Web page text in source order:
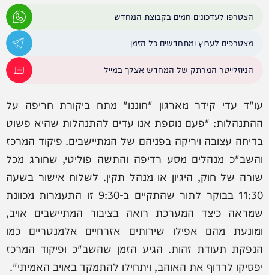
הצטרפו לעדכונים חמים בקבוצת המחדש
מצטרפים לערוץ ומתחדשים כל הזמן
הניוזלייטר המרתק של המחדש אצלך במייל
עו"ד עדי קידר מארגון "חוננו" מתח ביקורת חריפה על
ההתנהלות: "פעם נוספת אנו עדים להתנהלות שהיא פשוט
בדיחה עצובה ויריקה בפניהם של המתיישבים. פיקוד המרכז
והשב"כ מנהלים מסע רדיפה והתשה פוליטי, שחורג מכל
שורה של חוק, היגיון או מנהל תקין. לשלוח אישור בשעה
11:30 בבוקר לתור שהתקיים ב-9:30 זו התעמרות מכוונת
שמראה כיצד המערכת רואה בציבור המתיישבים אויב,
ומונעת מהם אפילו שירותים אזרחיים אלמנטריים כמו
הנפקת תעודת זהות. הגיע הזמן שהשב"כ ופיקוד המרכז
יפסיקו לרדוף את האוהב, ויתחילו להתמקד באויב האמיתי".